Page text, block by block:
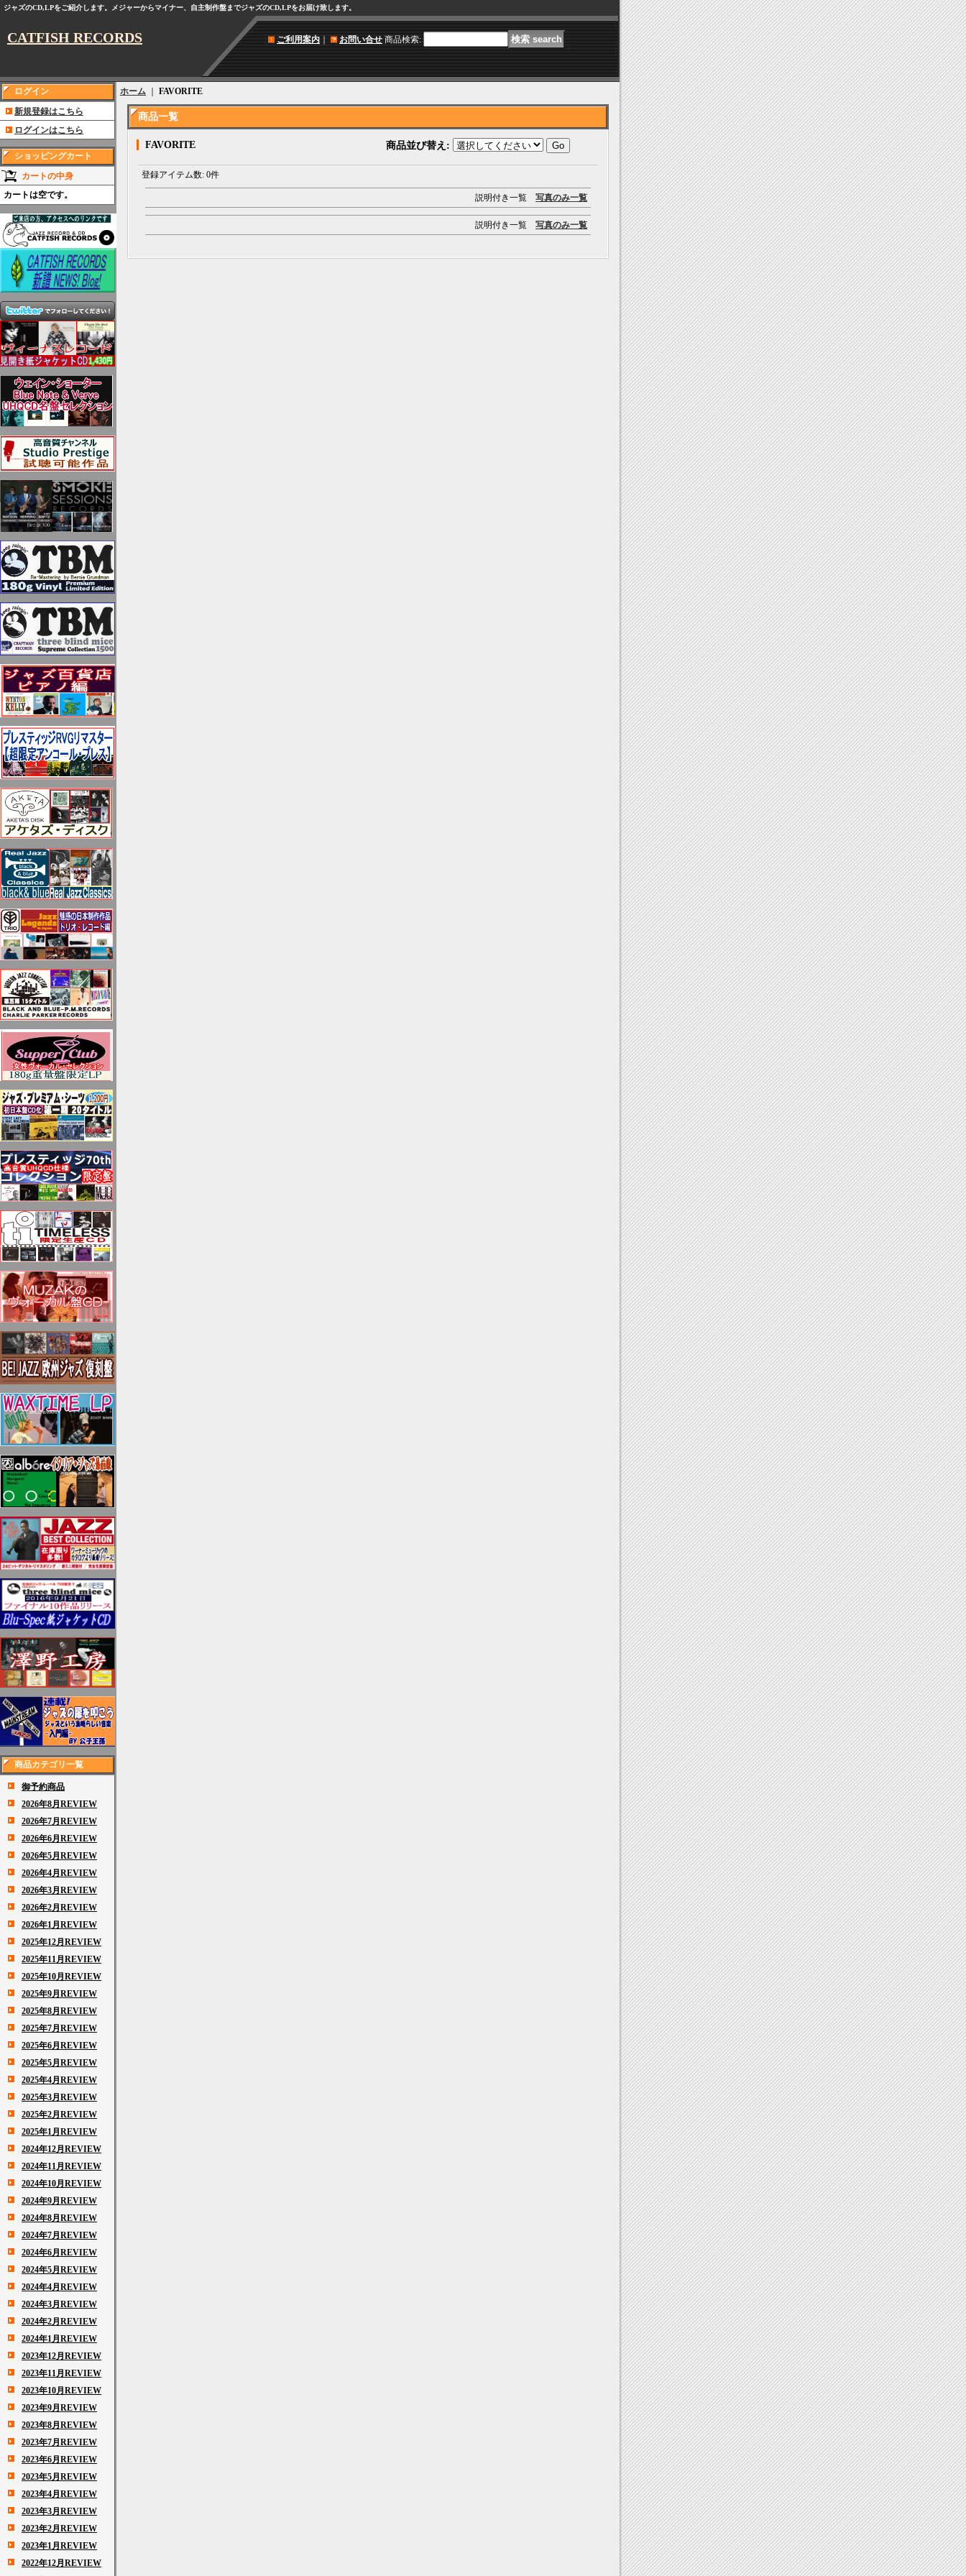
ジャズのCD,LPをご紹介します。メジャーからマイナー、自主制作盤までジャズのCD,LPをお届け致します。
CATFISH RECORDS ご利用案内｜ お問い合せ 商品検索:
ログイン
新規登録はこちら
ログインはこちら
ショッピングカート
カートの中身
カートは空です。
商品カテゴリ一覧
御予約商品
2026年8月REVIEW
2026年7月REVIEW
2026年6月REVIEW
2026年5月REVIEW
2026年4月REVIEW
2026年3月REVIEW
2026年2月REVIEW
2026年1月REVIEW
2025年12月REVIEW
2025年11月REVIEW
2025年10月REVIEW
2025年9月REVIEW
2025年8月REVIEW
2025年7月REVIEW
2025年6月REVIEW
2025年5月REVIEW
2025年4月REVIEW
2025年3月REVIEW
2025年2月REVIEW
2025年1月REVIEW
2024年12月REVIEW
2024年11月REVIEW
2024年10月REVIEW
2024年9月REVIEW
2024年8月REVIEW
2024年7月REVIEW
2024年6月REVIEW
2024年5月REVIEW
2024年4月REVIEW
2024年3月REVIEW
2024年2月REVIEW
2024年1月REVIEW
2023年12月REVIEW
2023年11月REVIEW
2023年10月REVIEW
2023年9月REVIEW
2023年8月REVIEW
2023年7月REVIEW
2023年6月REVIEW
2023年5月REVIEW
2023年4月REVIEW
2023年3月REVIEW
2023年2月REVIEW
2023年1月REVIEW
2022年12月REVIEW
ホーム FAVORITE
商品一覧
FAVORITE 商品並び替え :
登録アイテム数: 0件
説明付き一覧 写真のみ一覧
説明付き一覧 写真のみ一覧